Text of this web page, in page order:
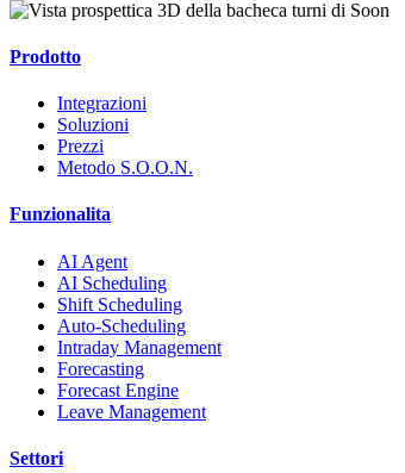
Prodotto
Integrazioni
Soluzioni
Prezzi
Metodo S.O.O.N.
Funzionalita
AI Agent
AI Scheduling
Shift Scheduling
Auto-Scheduling
Intraday Management
Forecasting
Forecast Engine
Leave Management
Settori